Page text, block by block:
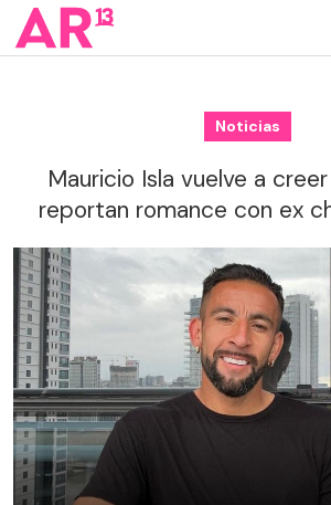
Noticias
Mauricio Isla vuelve a
reportan romance con ex